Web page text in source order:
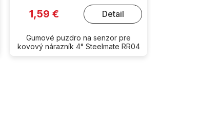
1,59 € Detail
Gumové puzdro na senzor pre
kovový nárazník 4° Steelmate RR04